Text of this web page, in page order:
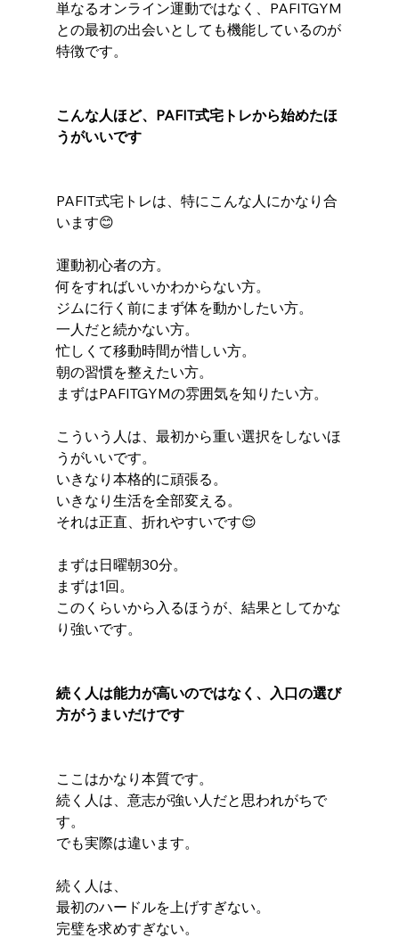
単なるオンライン運動ではなく、PAFITGYM
との最初の出会いとしても機能しているのが
特徴です。
こんな人ほど、PAFIT式宅トレから始めたほ
うがいいです
PAFIT式宅トレは、特にこんな人にかなり合
います😊
運動初心者の方。
何をすればいいかわからない方。
ジムに行く前にまず体を動かしたい方。
一人だと続かない方。
忙しくて移動時間が惜しい方。
朝の習慣を整えたい方。
まずはPAFITGYMの雰囲気を知りたい方。
こういう人は、最初から重い選択をしないほ
うがいいです。
いきなり本格的に頑張る。
いきなり生活を全部変える。
それは正直、折れやすいです😌
まずは日曜朝30分。
まずは1回。
このくらいから入るほうが、結果としてかな
り強いです。
続く人は能力が高いのではなく、入口の選び
方がうまいだけです
ここはかなり本質です。
続く人は、意志が強い人だと思われがちで
す。
でも実際は違います。
続く人は、
最初のハードルを上げすぎない。
完璧を求めすぎない。